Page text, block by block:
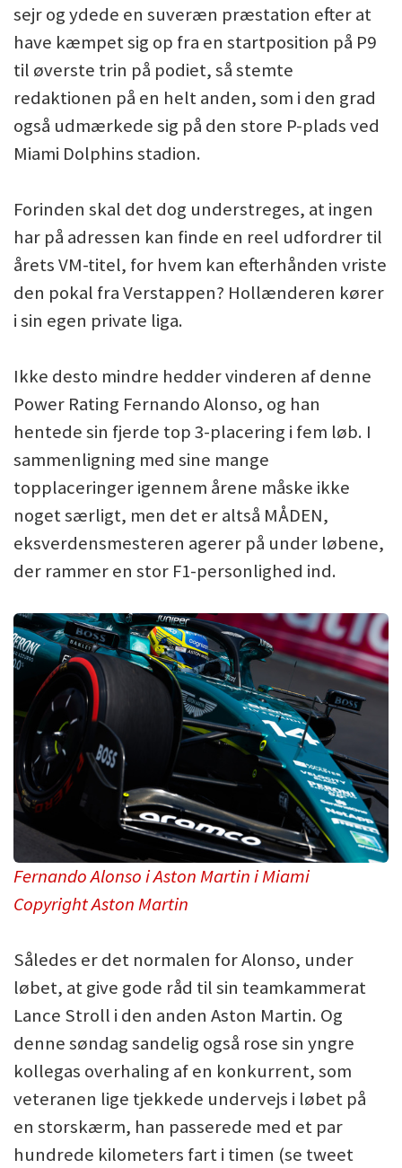
sejr og ydede en suveræn præstation efter at
have kæmpet sig op fra en startposition på P9
til øverste trin på podiet, så stemte
redaktionen på en helt anden, som i den grad
også udmærkede sig på den store P-plads ved
Miami Dolphins stadion.
Forinden skal det dog understreges, at ingen
har på adressen kan finde en reel udfordrer til
årets VM-titel, for hvem kan efterhånden vriste
den pokal fra Verstappen? Hollænderen kører
i sin egen private liga.
Ikke desto mindre hedder vinderen af denne
Power Rating Fernando Alonso, og han
hentede sin fjerde top 3-placering i fem løb. I
sammenligning med sine mange
topplaceringer igennem årene måske ikke
noget særligt, men det er altså MÅDEN,
eksverdensmesteren agerer på under løbene,
der rammer en stor F1-personlighed ind.
Fernando Alonso i Aston Martin i Miami
Copyright Aston Martin
Således er det normalen for Alonso, under
løbet, at give gode råd til sin teamkammerat
Lance Stroll i den anden Aston Martin. Og
denne søndag sandelig også rose sin yngre
kollegas overhaling af en konkurrent, som
veteranen lige tjekkede undervejs i løbet på
en storskærm, han passerede med et par
hundrede kilometers fart i timen (se tweet